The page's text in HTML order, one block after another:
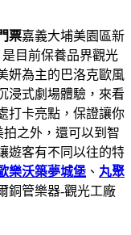
票嘉義大埔美園區新
目前保養品界觀光
妍為主的巴洛克歐風
浸式劇場體驗，來看
打卡亮點，保證讓你
之外，還可以到智
遊客有不同以往的特
樂沃築夢城堡 、 丸聚
銅管樂器-觀光工廠